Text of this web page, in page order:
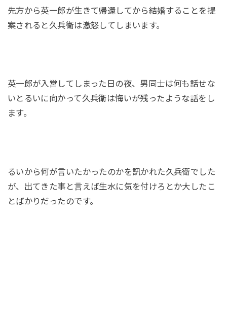
先方から英一郎が生きて帰還してから結婚することを提
案されると久兵衛は激怒してしまいます。
英一郎が入営してしまった日の夜、男同士は何も話せな
いとるいに向かって久兵衛は悔いが残ったような話をし
ます。
るいから何が言いたかったのかを訊かれた久兵衛でした
が、出てきた事と言えば生水に気を付けろとか大したこ
とばかりだったのです。